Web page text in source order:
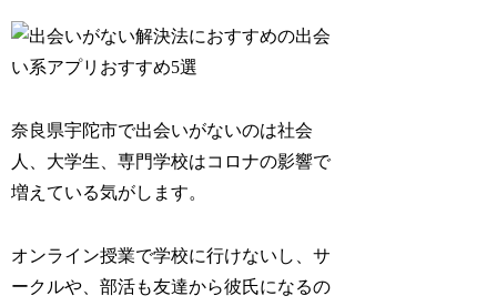
奈良県宇陀市で出会いがないのは社会
人、大学生、専門学校はコロナの影響で
増えている気がします。
オンライン授業で学校に行けないし、サ
ークルや、部活も友達から彼氏になるの